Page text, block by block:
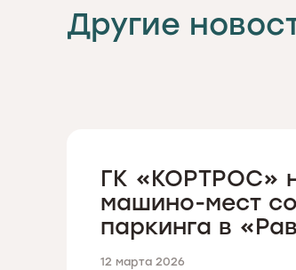
Другие
ГК «КОРТРОС»
машино-мест
паркинга в
12 марта 2026